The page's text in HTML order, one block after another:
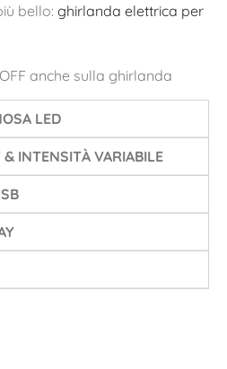
bello: ghirlanda elettrica per
anche sulla ghirlanda
LED
INTENSITÀ VARIABILE